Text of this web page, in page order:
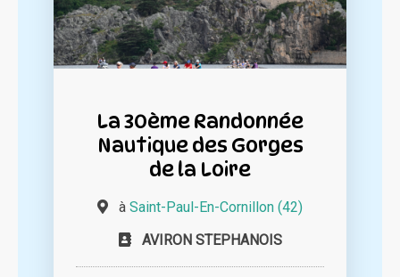
La 30ème Randonnée
Nautique des Gorges
de la Loire
à Saint-Paul-En-Cornillon (42)
AVIRON STEPHANOIS